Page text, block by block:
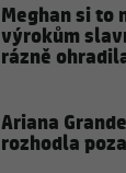
Meghan si to
výrokům
rázně
Ariana
rozhodla